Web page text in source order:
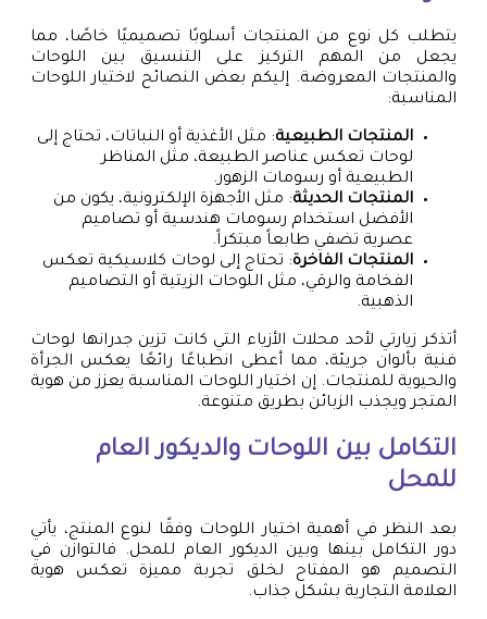
يتطلب كل نوع من المنتجات أسلوبًا تصميميًا خاصًا، مما
يجعل من المهم التركيز على التنسيق بين اللوحات
والمنتجات المعروضة. إليكم بعض النصائح لاختيار اللوحات
المناسبة:
المنتجات الطبيعية: مثل الأغذية أو النباتات، تحتاج إلى
لوحات تعكس عناصر الطبيعة، مثل المناظر
الطبيعية أو رسومات الزهور.
المنتجات الحديثة: مثل الأجهزة الإلكترونية، يكون من
الأفضل استخدام رسومات هندسية أو تصاميم
عصرية تضفي طابعاً مبتكراً.
المنتجات الفاخرة: تحتاج إلى لوحات كلاسيكية تعكس
الفخامة والرقي، مثل اللوحات الزيتية أو التصاميم
الذهبية.
أتذكر زيارتي لأحد محلات الأزياء التي كانت تزين جدرانها لوحات
فنية بألوان جريئة، مما أعطى انطباعًا رائعًا يعكس الجرأة
والحيوية للمنتجات. إن اختيار اللوحات المناسبة يعزز من هوية
المتجر ويجذب الزبائن بطريق متنوعة.
التكامل بين اللوحات والديكور العام
للمحل
بعد النظر في أهمية اختيار اللوحات وفقًا لنوع المنتج، يأتي
دور التكامل بينها وبين الديكور العام للمحل. فالتوازن في
التصميم هو المفتاح لخلق تجربة مميزة تعكس هوية
العلامة التجارية بشكل جذاب.